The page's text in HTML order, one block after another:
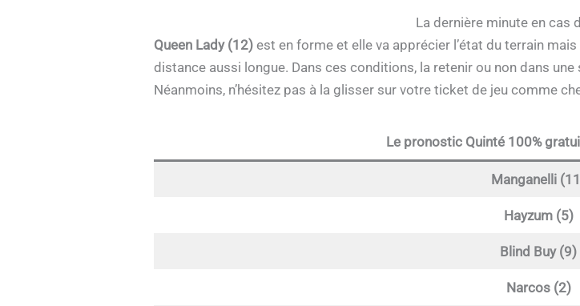
La dernière minute en cas
Queen Lady (12) est en forme et elle va apprécier l’état du terrain
distance aussi longue. Dans ces conditions, la retenir ou non dans
Néanmoins, n’hésitez pas à la glisser sur votre ticket de jeu comme
Le pronostic Quinté 100%
Manganelli
Hayzum (5)
Blind Buy (9)
Narcos (2)